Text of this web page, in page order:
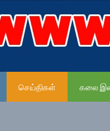
செய்திகள் கலை